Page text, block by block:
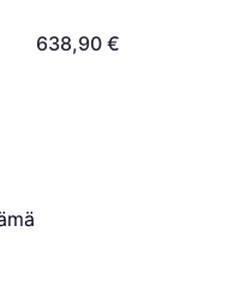
638,90 €